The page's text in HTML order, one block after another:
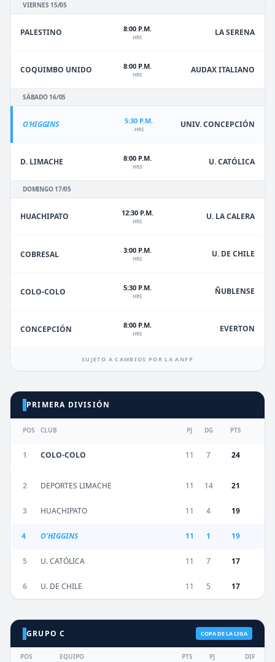
VIERNES 15/05
PALESTINO 8:00 P.M.
HRS LA SERENA
COQUIMBO UNIDO 8:00 P.M.
HRS AUDAX ITALIANO
SÁBADO 16/05
O'HIGGINS 5:30 P.M.
HRS UNIV. CONCEPCIÓN
D. LIMACHE 8:00 P.M.
HRS U. CATÓLICA
DOMINGO 17/05
HUACHIPATO 12:30 P.M.
HRS U. LA CALERA
COBRESAL 3:00 P.M.
HRS U. DE CHILE
COLO-COLO 5:30 P.M.
HRS ÑUBLENSE
CONCEPCIÓN 8:00 P.M.
HRS EVERTON
SUJETO A CAMBIOS POR LA ANFP
PRIMERA DIVISIÓN
POS CLUB PJ DG PTS
1 COLO-COLO 11 7 24
2 DEPORTES LIMACHE 11 14 21
3 HUACHIPATO 11 4 19
4 O'HIGGINS 11 1 19
5 U. CATÓLICA 11 7 17
6 U. DE CHILE 11 5 17
GRUPO C COPA DE LA LIGA
POS EQUIPO PTS PJ DIF